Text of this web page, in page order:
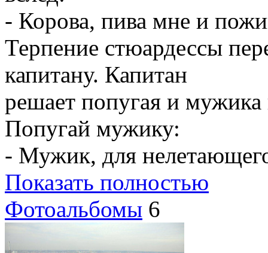
- Корова, пива мне и
Терпение стюардессы
капитану. Капитан
решает попугая и мужика
Попугай мужику:
- Мужик, для
Показать полностью
Фотоальбомы 6